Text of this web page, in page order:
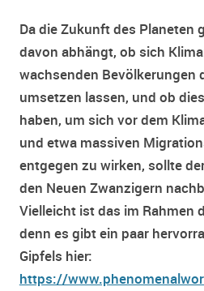
Da die Zukunft des Planeten
davon abhängt, ob sich
wachsenden Bevölkerungen
umsetzen lassen, und ob
haben, um sich vor dem
und etwa massiven
entgegen zu wirken, sollte
den Neuen Zwanzigern
Vielleicht ist das im Rahmen
denn es gibt ein paar
Gipfels hier:
https://